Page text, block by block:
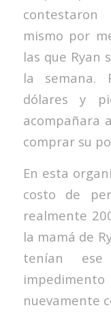
mismo por
las que Ryan
la semana.
dólares y
acompañara
comprar su
En esta
costo de
realmente
la mamá de
tenían
nuevamente